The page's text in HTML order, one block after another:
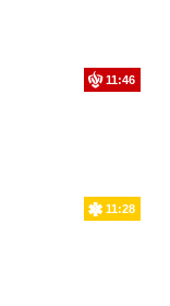
11:46
11:28